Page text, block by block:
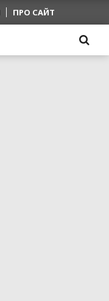
ПРО САЙТ